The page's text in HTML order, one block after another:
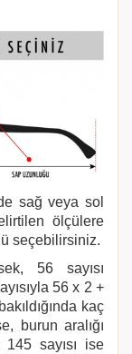
sağ veya sol
ölçülere
seçebilirsiniz.
56 sayısı
56 x 2 +
kaç
burun aralığı
sayısı ise